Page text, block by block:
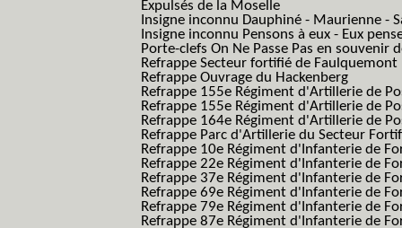
Expulsés de la Moselle
Insigne inconnu Dauphiné - Maurienne -
Insigne inconnu Pensons à eux - Eux
Porte-clefs On Ne Passe Pas en souvenir
Refrappe Secteur fortifié de Faulquemont
Refrappe Ouvrage du Hackenberg
Refrappe 155e Régiment d'Artillerie de
Refrappe 155e Régiment d'Artillerie de
Refrappe 164e Régiment d'Artillerie de
Refrappe Parc d'Artillerie du Secteur
Refrappe 10e Régiment d'Infanterie de
Refrappe 22e Régiment d'Infanterie de
Refrappe 37e Régiment d'Infanterie de
Refrappe 69e Régiment d'Infanterie de
Refrappe 79e Régiment d'Infanterie de
Refrappe 87e Régiment d'Infanterie de